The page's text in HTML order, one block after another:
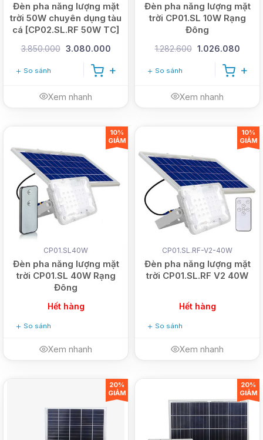
Đèn pha năng lượng mặt
trời 50W chuyên dụng tàu
cá [CP02.SL.RF 50W TC]
3.850.000 3.080.000
So sánh
Xem nhanh
Đèn pha năng lượng mặt
trời CP01.SL 10W Rạng
Đông
1.282.600 1.026.080
So sánh
Xem nhanh
CP01.SL40W
Đèn pha năng lượng mặt
trời CP01.SL 40W Rạng
Đông
Hết hàng
So sánh
Xem nhanh
10%
GIẢM
CP01.SL.RF-V2-40W
Đèn pha năng lượng mặt
trời CP01.SL.RF V2 40W
Hết hàng
So sánh
Xem nhanh
10%
GIẢM
20%
GIẢM
20%
GIẢM